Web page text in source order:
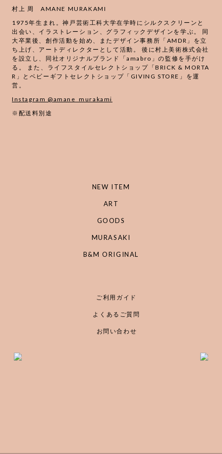
村上 周 AMANE MURAKAMI
1975年生まれ。神戸芸術工科大学在学時にシルクスクリーンと
出会い、イラストレーション、グラフィックデザインを学ぶ。 同
大卒業後、創作活動を始め、またデザイン事務所「AMDR」を立
ち上げ、アートディレクターとして活動。 後に村上美術株式会社
を設立し、同社オリジナルブランド「amabro」の監修を手がけ
る。 また、ライフスタイルセレクトショップ「BRICK & MORTA
R」とベビーギフトセレクトショップ「GIVING STORE」を運
営。
Instagram @amane_murakami
※配送料別途
NEW ITEM
ART
GOODS
MURASAKI
B&M ORIGINAL
ご利用ガイド
よくあるご質問
お問い合わせ